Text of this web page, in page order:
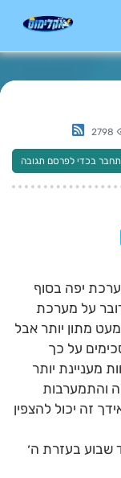
2798
בכדי לפרסם תגובה
יפה בסוף
על מערכת
מתון יותר אבל
על כך
מעניינת יותר
והתמערבות
זה יכול להצפין
שבוע בעזרת ה׳